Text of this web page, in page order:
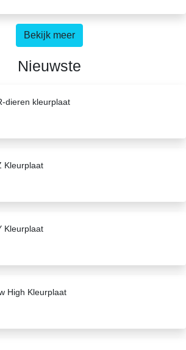
Bekijk meer
Nieuwste
dieren kleurplaat
Kleurplaat
Kleurplaat
High Kleurplaat